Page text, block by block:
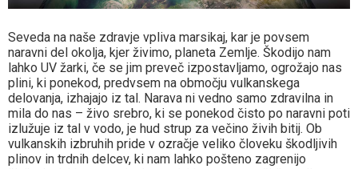
Seveda na naše zdravje vpliva marsikaj, kar je povsem
naravni del okolja, kjer živimo, planeta Zemlje. Škodijo nam
lahko UV žarki, če se jim preveč izpostavljamo, ogrožajo nas
plini, ki ponekod, predvsem na območju vulkanskega
delovanja, izhajajo iz tal. Narava ni vedno samo zdravilna in
mila do nas – živo srebro, ki se ponekod čisto po naravni poti
izlužuje iz tal v vodo, je hud strup za večino živih bitij. Ob
vulkanskih izbruhih pride v ozračje veliko človeku škodljivih
plinov in trdnih delcev, ki nam lahko pošteno zagrenijo